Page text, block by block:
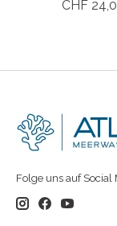
CHF
Folge uns auf Social